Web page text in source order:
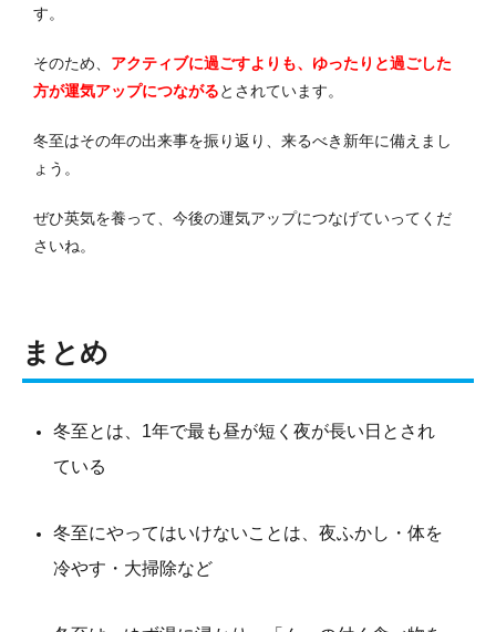
す。
そのため、 アクティブに過ごすよりも、ゆったりと過ごした
方が運気アップにつながるとされています。
冬至はその年の出来事を振り返り、来るべき新年に備えまし
ょう。
ぜひ英気を養って、今後の運気アップにつなげていってくだ
さいね。
まとめ
冬至とは、1年で最も昼が短く夜が長い日とされ
ている
冬至にやってはいけないことは、夜ふかし・体を
冷やす・大掃除など